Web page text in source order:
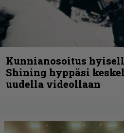
Kunnianosoitus
Shining hyppäsi
uudella videollaan